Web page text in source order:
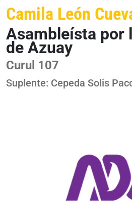
Camila León
Asambleísta por
de Azuay
Curul 107
Suplente: Cepeda Solis